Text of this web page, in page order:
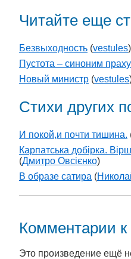
Читайте еще
Безвыходность (vestules)
Пустота – синоним
Новый министр (vestules
Стихи других
И покой,и почти тишина.
Карпатська добірка.
(Дмитро Овсієнко)
В образе сатира (
Комментарии к
Это произведение ещё